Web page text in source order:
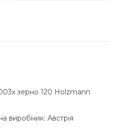
зерно 120 Holzmann
виробник: Австрія